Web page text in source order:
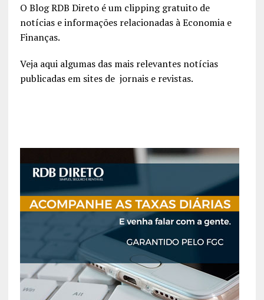
O Blog RDB Direto é um clipping gratuito de
notícias e informações relacionadas à Economia e
Finanças.
Veja aqui algumas das mais relevantes notícias
publicadas em sites de jornais e revistas.